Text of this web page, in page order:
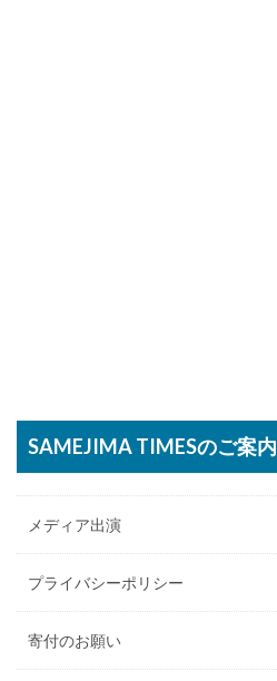
SAMEJIMA TIMESのご案内
メディア出演
プライバシーポリシー
寄付のお願い